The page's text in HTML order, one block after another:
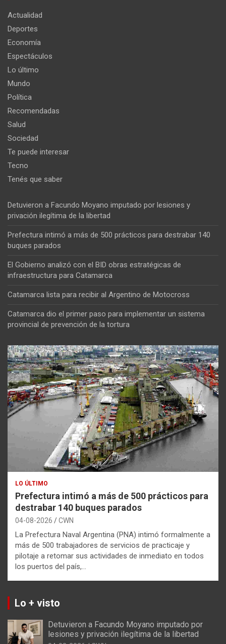
Actualidad
Deportes
Economía
Espectáculos
Lo último
Mundo
Política
Recomendadas
Salud
Sociedad
Te puede interesar
Tecno
Tenés que saber
Detuvieron a Facundo Moyano imputado por lesiones y
privación ilegítima de la libertad
Prefectura intimó a más de 500 prácticos para destrabar 140
buques parados
El Gobierno analizó con el BID obras estratégicas de
infraestructura para Catamarca
Catamarca lista para recibir al Argentino de Motocross
Catamarca dio el primer paso para implementar un sistema
provincial de prevención de la tortura
LO ÚLTIMO
Prefectura intimó a más de 500 prácticos para
destrabar 140 buques parados
04-08-2026 CWN
La Prefectura Naval Argentina (PNA) intimó formalmente a
más de 500 trabajadores de servicios de practicaje y
pilotaje a retomar sus actividades de inmediato en todos
los puertos del país,…
Lo + visto
Detuvieron a Facundo Moyano imputado por
lesiones y privación ilegítima de la libertad